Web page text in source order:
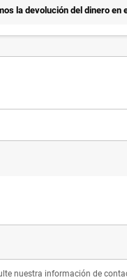
la devolución del dinero en
nuestra información de